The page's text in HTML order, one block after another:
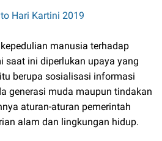
Hari Kartini 2019
manusia terhadap
saat ini diperlukan upaya yang
berupa sosialisasi informasi
generasi muda maupun tindakan
aturan-aturan pemerintah
alam dan lingkungan hidup.